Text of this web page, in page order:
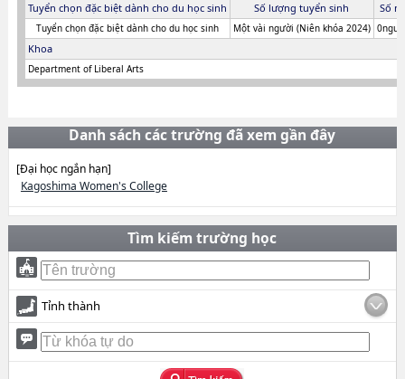
Tuyển chọn đặc biệt dành cho du học sinh Số lượng tuyển sinh Số
Tuyển chọn đặc biệt dành cho du học sinh Một vài người (Niên khóa 2024)
Khoa
Department of Liberal Arts
Danh sách các trường đã xem gần đây
[Đại học ngắn hạn]
Kagoshima Women's College
Tìm kiếm trường học
Tỉnh thành